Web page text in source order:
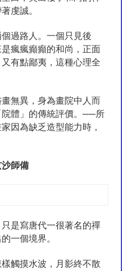
虔誠。
過路人。一個只見後
瘋瘋癲癲的和尚，正面
有點鄙夷，這種心理全
無異，身為畫院中人而
體」的傳統評價。──所
因為缺乏造型能力時，
師備
是寫唐代一很著名的禪
一個境界。
觸摸水波，月影終不散